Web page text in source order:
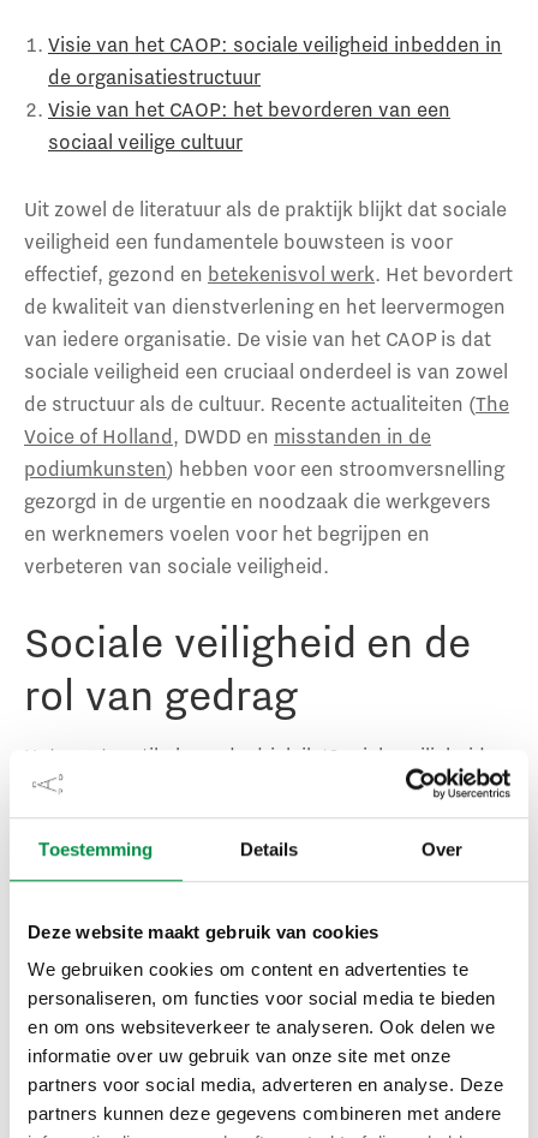
Toestemming Details Over
Deze website maakt gebruik van cookies
We gebruiken cookies om content en advertenties te
personaliseren, om functies voor social media te bieden
en om ons websiteverkeer te analyseren. Ook delen we
informatie over uw gebruik van onze site met onze
partners voor social media, adverteren en analyse. Deze
partners kunnen deze gegevens combineren met andere
Visie van het CAOP: sociale veiligheid inbedden in
de organisatiestructuur
Visie van het CAOP: het bevorderen van een
sociaal veilige cultuur
Uit zowel de literatuur als de praktijk blijkt dat sociale
veiligheid een fundamentele bouwsteen is voor
effectief, gezond en betekenisvol werk. Het bevordert
de kwaliteit van dienstverlening en het leervermogen
van iedere organisatie. De visie van het CAOP is dat
sociale veiligheid een cruciaal onderdeel is van zowel
de structuur als de cultuur. Recente actualiteiten (The
Voice of Holland, DWDD en misstanden in de
podiumkunsten) hebben voor een stroomversnelling
gezorgd in de urgentie en noodzaak die werkgevers
en werknemers voelen voor het begrijpen en
verbeteren van sociale veiligheid.
Sociale veiligheid en de
rol van gedrag
Het eerste artikel van de drieluik ‘Sociale veiligheid
bevorderen op de werkvloer’ gaat over sociale
veiligheid en de rol van gedrag. Marjolein van Dijk en
Sean Stevenson leggen daarin uit wat de definitie is
van sociale veiligheid en een sociaal veilige omgeving
grensoverschrijdend gedrag. Ze geven ook antwoord
op de vraag waarom sociale veiligheid zo belangrijk is
en hoe een lerende organisatie sociale veiligheid
versterkt.
Het artikel ‘Sociale veiligheid en de rol van gedrag’